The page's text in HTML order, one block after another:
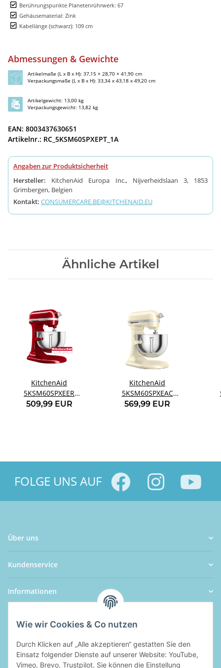
Berührungspunkte Planetenrührwerk: 67
Gehäusematerial: Zink
Kabellänge (schwarz): 109 cm
Abmessungen & Gewichte
Artikelmaße (L x B x H): 37,15 × 28,70 × 41,90 cm
Verpackungsmaße (L x B x H): 33,34 x 43,18 x 49,20 cm
Artikelgewicht: 13,00 kg
Verpackungsgewicht: 13,82 kg
EAN: 8003437630651
Artikelnr.: RC_5KSM60SPXEPT_1A
Angaben zur Produktsicherheit
Hersteller: KitchenAid Europa Inc., Nijverheidslaan 3, 1853
Grimbergen, Belgien
Kontakt: CONSUMERCARE.BE@KITCHENAID.EU
Ähnliche Artikel
KitchenAid
5KSM60SPXEER
Küchenmaschine
509,99 EUR
KitchenAid
5KSM60SPXEAC
Küchenmaschine
569,99 EUR
FOLGE UNS AUF
Über uns
Kundenservice
Informationen
Wie wir Cookies & Co nutzen
Durch Klicken auf „Alle akzeptieren“ gestatten Sie den
Einsatz folgender Dienste auf unserer Website: YouTube,
Vimeo, Brevo, Trustpilot. Sie können die Einstellung